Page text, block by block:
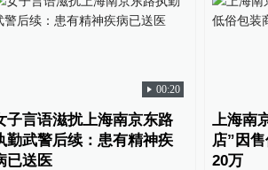
00:20
子言语滋扰上海南京东路
勤武警后续：患有精神疾
已送医
上海南
店”因
20万